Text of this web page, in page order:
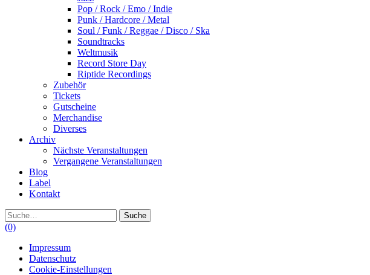
Pop / Rock / Emo / Indie
Punk / Hardcore / Metal
Soul / Funk / Reggae / Disco / Ska
Soundtracks
Weltmusik
Record Store Day
Riptide Recordings
Zubehör
Tickets
Gutscheine
Merchandise
Diverses
Archiv
Nächste Veranstaltungen
Vergangene Veranstaltungen
Blog
Label
Kontakt
Suche
(0)
Impressum
Datenschutz
Cookie-Einstellungen